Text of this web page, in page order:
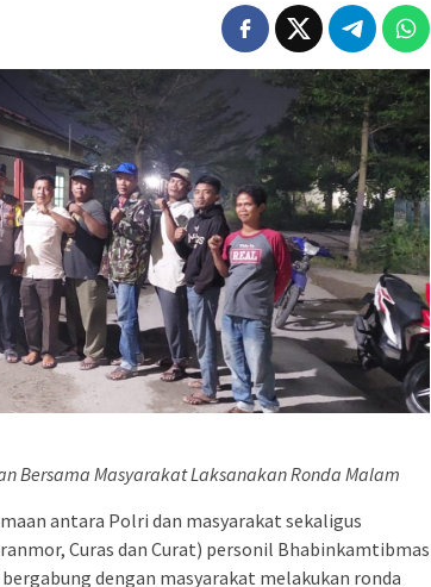
Bersama Masyarakat Laksanakan Ronda Malam
antara Polri dan masyarakat sekaligus
Curas dan Curat) personil Bhabinkamtibmas
dengan masyarakat melakukan ronda